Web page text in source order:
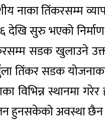
नाका तिंकरसम्म
सुरु भएको
सडक खुलाउने
तिंकर सडक
विभिन्न स्थानमा
हुनसकेको अवस्था छैन